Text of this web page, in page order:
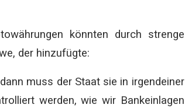
könnten durch strenge
der hinzufügte:
muss der Staat sie in irgendeiner
werden, wie wir Bankeinlagen